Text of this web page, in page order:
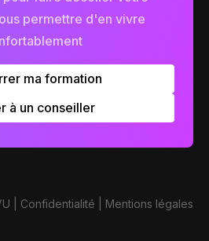
permettre d'en vivre
ma formation
à un conseiller
Confidentialité Mentions légales